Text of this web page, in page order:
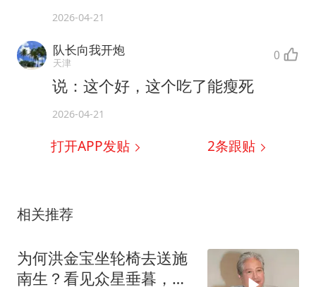
2026-04-21
队长向我开炮
天津 0
说：这个好，这个吃了能瘦死
2026-04-21
打开APP发贴 2条跟贴
相关推荐
为何洪金宝坐轮椅去送施
南生？看见众星垂暮，才